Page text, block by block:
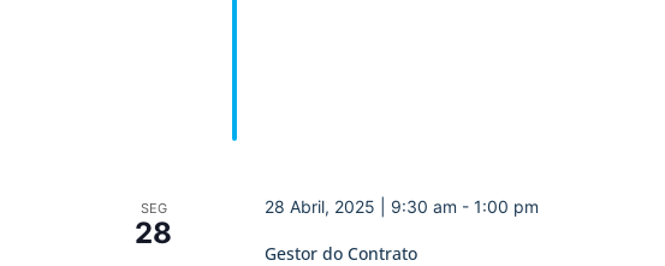
SEG
28
Gestor do Contrato
28 Abril, 2025 | 9:30 am - 1:00 pm